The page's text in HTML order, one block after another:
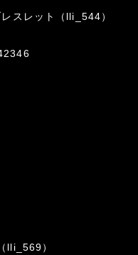
スレット（lli_544）
lli_569）